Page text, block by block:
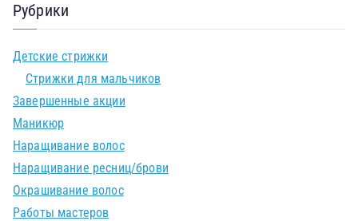
Рубрики
Детские стрижки
Стрижки для мальчиков
Завершенные акции
Маникюр
Наращивание волос
Наращивание ресниц/брови
Окрашивание волос
Работы мастеров